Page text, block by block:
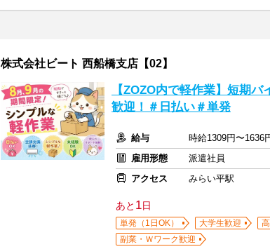
株式会社ビート 西船橋支店【02】
【ZOZO内で軽作業】短期
歓迎！＃日払い＃単発
給与
時給1309円〜1636
雇用形態
派遣社員
アクセス
みらい平駅
あと 1日
単発（1日OK） 大学生歓迎
副業・Ｗワーク歓迎